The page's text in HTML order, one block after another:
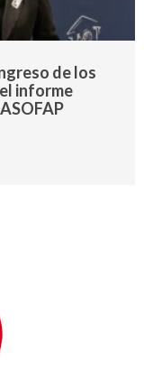
de los
informe